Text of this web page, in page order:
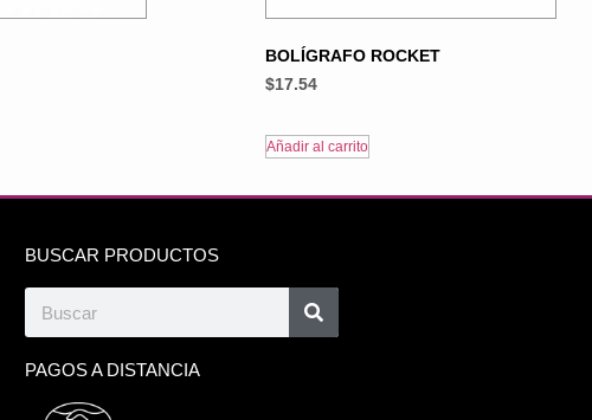
BOLÍGRAFO ROCKET
$17.54
Añadir al carrito
BUSCAR PRODUCTOS
PAGOS A DISTANCIA